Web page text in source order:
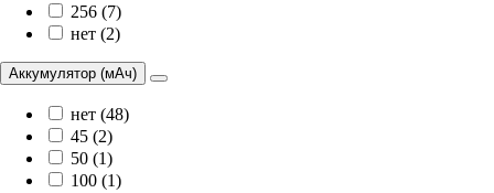
256 (7)
нет (2)
Аккумулятор (мАч)
нет (48)
45 (2)
50 (1)
100 (1)